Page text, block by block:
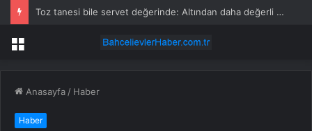
Toz tanesi bile servet değerinde: Altından daha değerli mineral keşfedildi
Menü
Anasayfa / Haber
Haber